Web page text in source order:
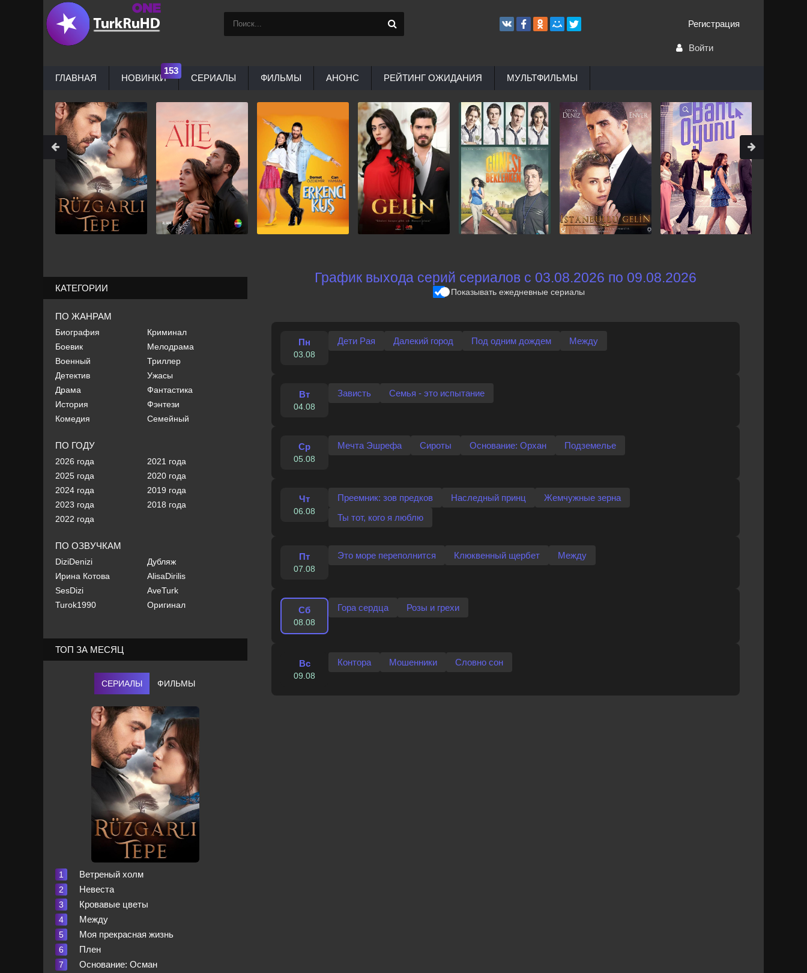
График выхода серий сериалов с 03.08.2026 по 09.08.2026
Показывать ежедневные сериалы
Пн
03.08
Дети Рая Далекий город Под одним дождем Между
Вт
04.08
Зависть Семья - это испытание
Ср
05.08
Мечта Эшрефа Сироты Основание: Орхан Подземелье
Чт
06.08
Преемник: зов предков Наследный принц
Жемчужные зерна
Ты тот, кого я люблю
Пт
07.08
Это море переполнится Клюквенный щербет Между
Сб
08.08
Гора сердца Розы и грехи
Вс
09.08
Контора Мошенники Словно сон
КАТЕГОРИИ
ПО ЖАНРАМ
Биография
Боевик
Военный
Детектив
Драма
История
Комедия
Криминал
Мелодрама
Триллер
Ужасы
Фантастика
Фэнтези
Семейный
ПО ГОДУ
2026 года
2025 года
2024 года
2023 года
2022 года
2021 года
2020 года
2019 года
2018 года
ПО ОЗВУЧКАМ
DiziDenizi
Ирина Котова
SesDizi
Turok1990
Дубляж
AlisaDirilis
AveTurk
Оригинал
ТОП ЗА МЕСЯЦ
СЕРИАЛЫ ФИЛЬМЫ
Ветреный холм
Невеста
Кровавые цветы
Между
Моя прекрасная жизнь
Плен
Основание: Осман
Регистрация
Войти
ГЛАВНАЯ НОВИНКИ СЕРИАЛЫ ФИЛЬМЫ АНОНС РЕЙТИНГ ОЖИДАНИЯ МУЛЬТФИЛЬМЫ